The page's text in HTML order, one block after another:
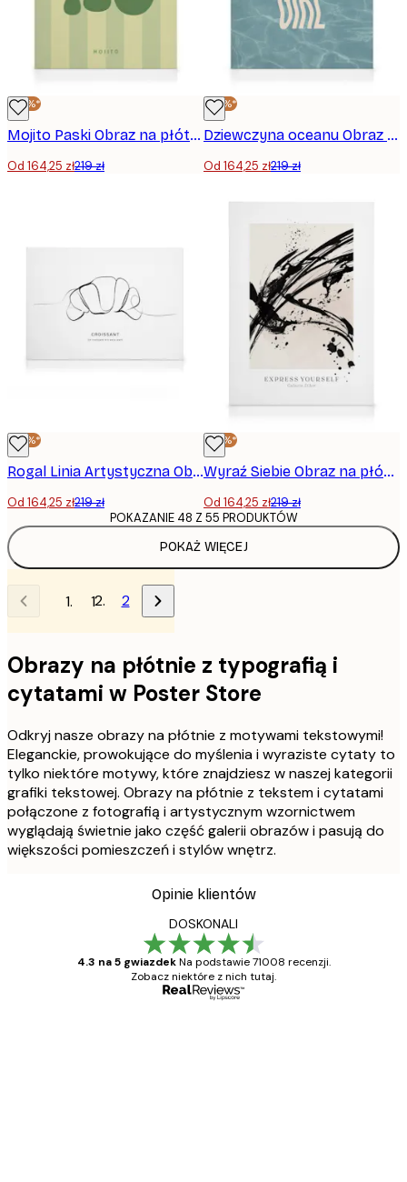
-25%*
Mojito Paski Obraz na płótnie
Od 164,25 zł219 zł
-25%*
Dziewczyna oceanu Obraz na płótnie
Od 164,25 zł219 zł
-25%*
Rogal Linia Artystyczna Obrazy na płótnie
Od 164,25 zł219 zł
-25%*
Wyraź Siebie Obraz na płótnie
Od 164,25 zł219 zł
POKAŻ WIĘCEJ
POKAZANIE 48 Z 55 PRODUKTÓW
1 2
Obrazy na płótnie z typografią i
cytatami w Poster Store
Odkryj nasze obrazy na płótnie z motywami tekstowymi!
Eleganckie, prowokujące do myślenia i wyraziste cytaty to
tylko niektóre motywy, które znajdziesz w naszej kategorii
grafiki tekstowej. Obrazy na płótnie z tekstem i cytatami
połączone z fotografią i artystycznym wzornictwem
wyglądają świetnie jako część galerii obrazów i pasują do
większości pomieszczeń i stylów wnętrz.
Opinie klientów
DOSKONALI
4.3 na 5 gwiazdek Na podstawie 71008 recenzji.
Zobacz niektóre z nich tutaj.